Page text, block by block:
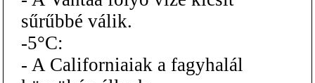
sűrűbbé válik.
-5°C:
- A Californiaiak a fagyhalál